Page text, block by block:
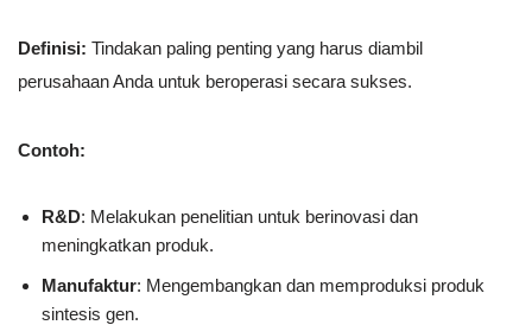
Definisi: Tindakan paling penting yang harus diambil
perusahaan Anda untuk beroperasi secara sukses.
Contoh:
R&D: Melakukan penelitian untuk berinovasi dan
meningkatkan produk.
Manufaktur: Mengembangkan dan memproduksi produk
sintesis gen.